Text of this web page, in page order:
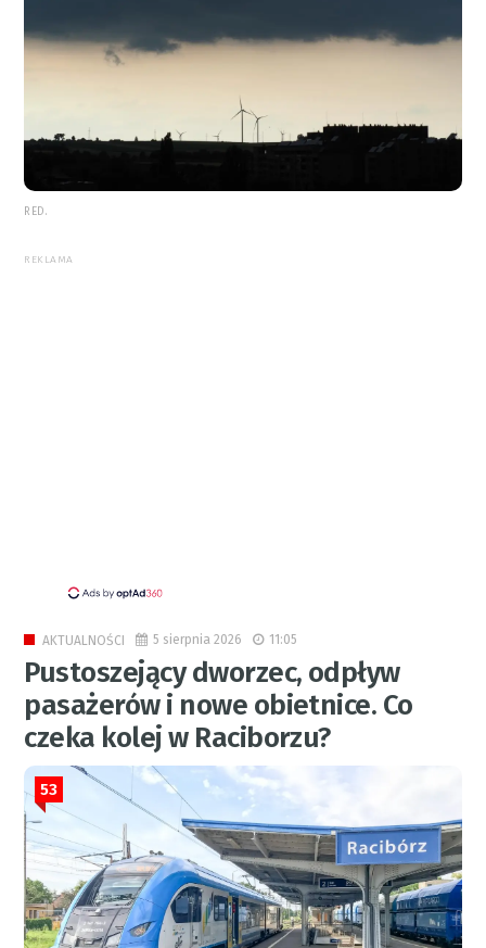
RED.
REKLAMA
AKTUALNOŚCI 5 sierpnia 2026 11:05
Pustoszejący dworzec, odpływ
pasażerów i nowe obietnice. Co
czeka kolej w Raciborzu?
53